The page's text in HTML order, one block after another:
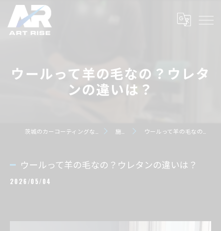
ウールって羊の毛なの？ウレタ
ンの違いは？
施工事例 ウールって羊の毛なの？ウレタンの違いは？
ウールって羊の毛なの？ウレタンの違いは？
2026/05/04